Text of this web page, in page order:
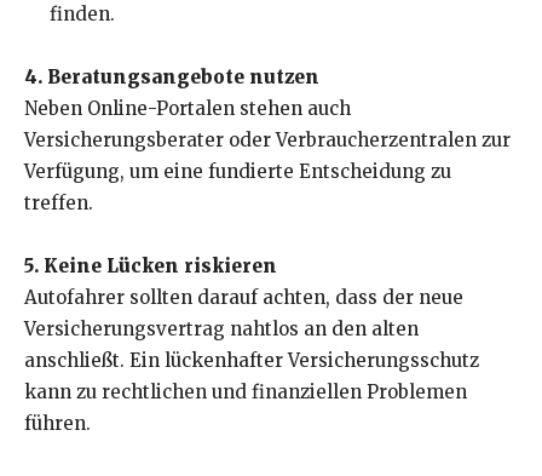
finden.
4. Beratungsangebote nutzen
Neben Online-Portalen stehen auch
Versicherungsberater oder Verbraucherzentralen zur
Verfügung, um eine fundierte Entscheidung zu
treffen.
5. Keine Lücken riskieren
Autofahrer sollten darauf achten, dass der neue
Versicherungsvertrag nahtlos an den alten
anschließt. Ein lückenhafter Versicherungsschutz
kann zu rechtlichen und finanziellen Problemen
führen.